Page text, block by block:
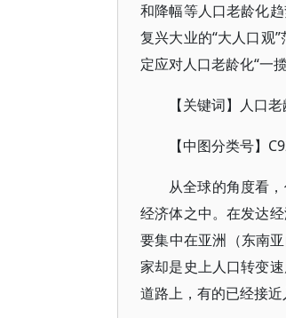
和降幅等人口老龄化
复兴大业的“大人口观
定应对人口老龄化“一揽
【关键词】人口
【中图分类号】
从全球的角度看
经济体之中。在发达
要集中在亚洲（东南
家却是史上人口转变
道路上，有的已经接